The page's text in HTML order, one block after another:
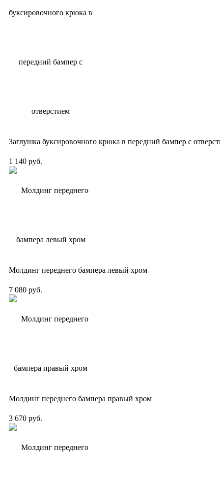
Заглушка буксировочного крюка в передний бампер с
1 140 руб.
Молдинг переднего бампера левый хром
7 080 руб.
Молдинг переднего бампера правый хром
3 670 руб.